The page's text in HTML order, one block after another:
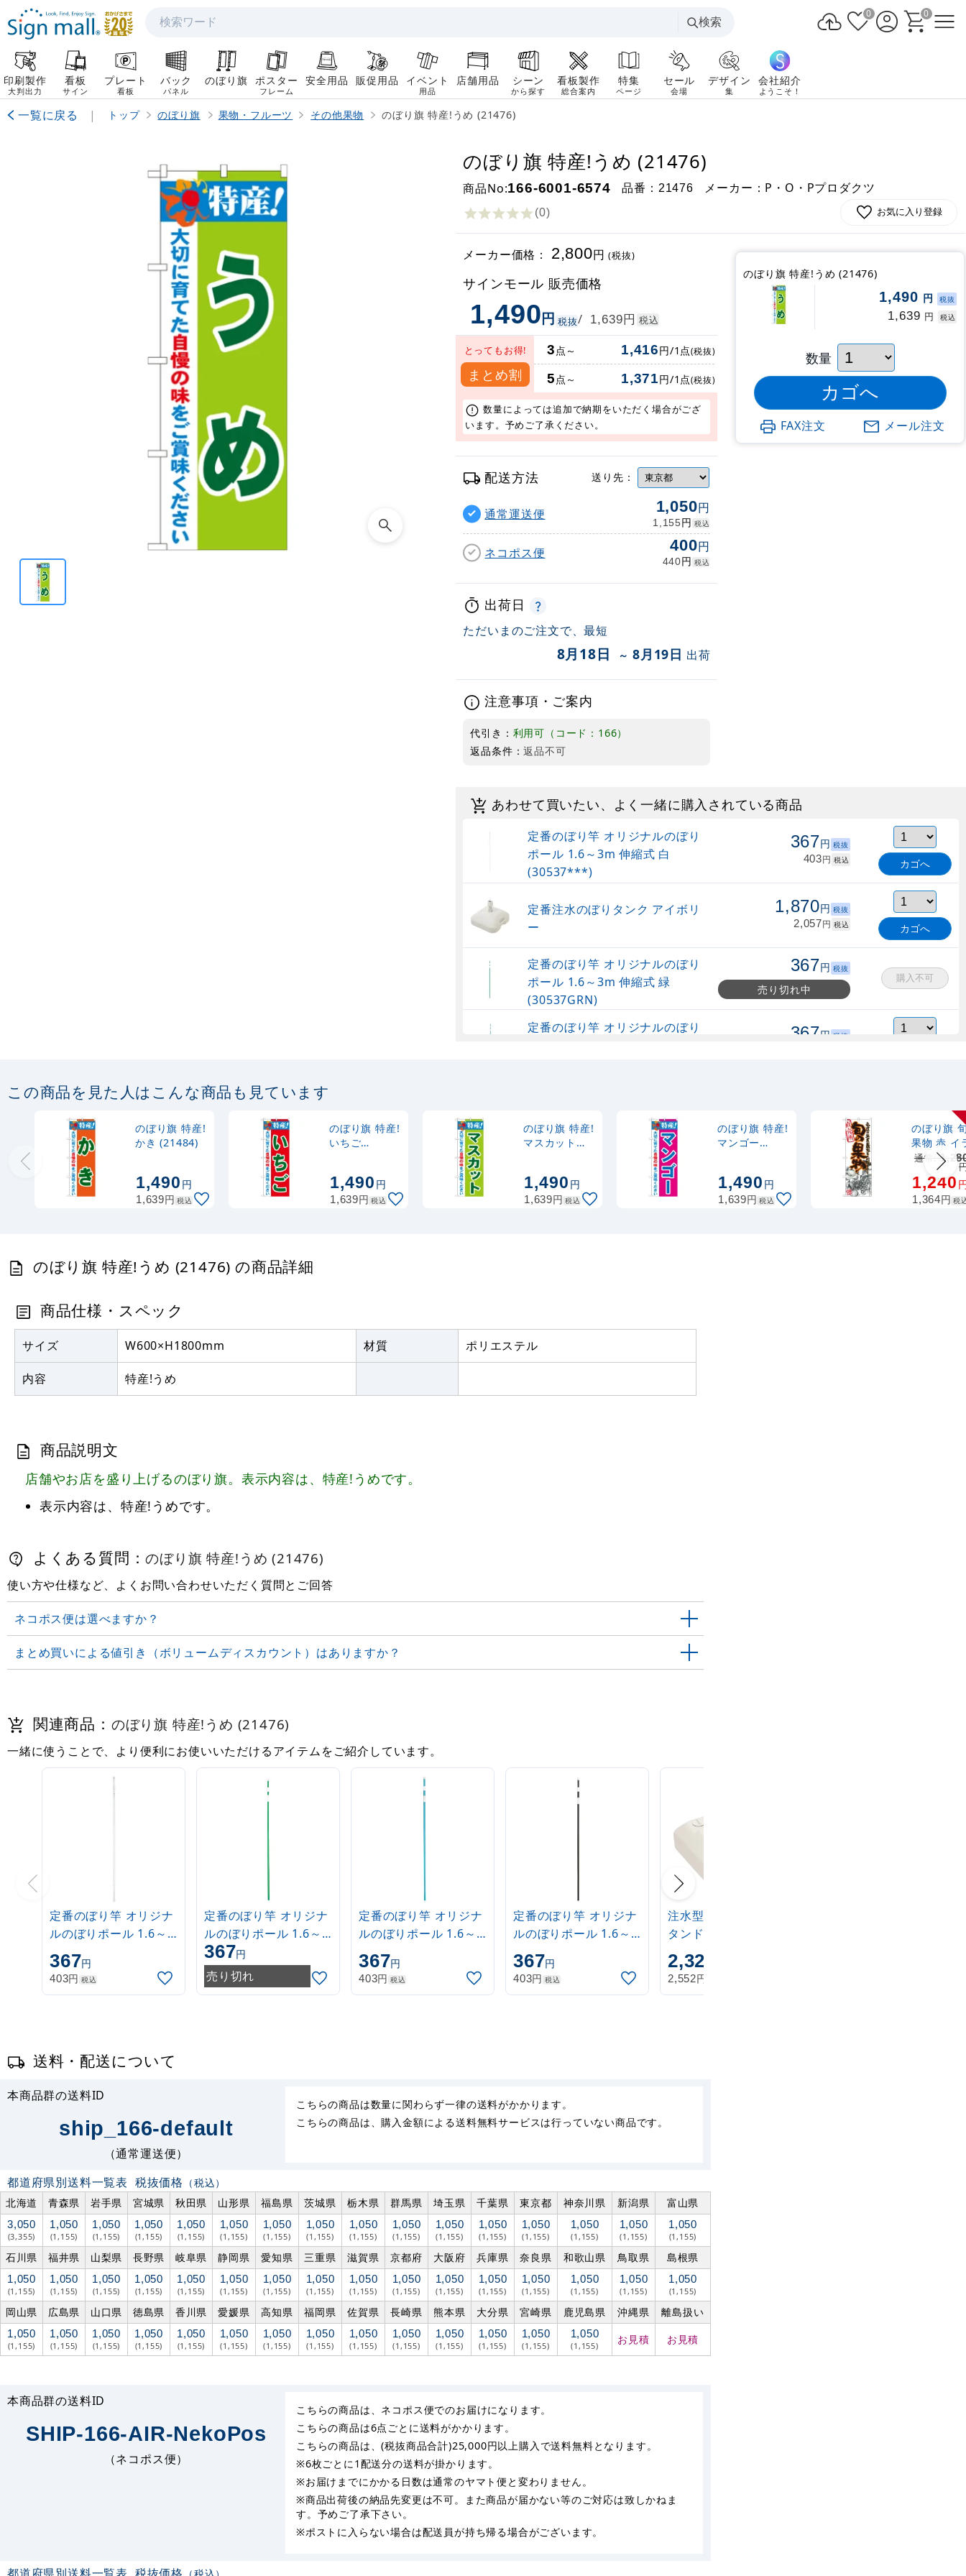
検索
検索
0 0
印刷製作
大判出力
看板
サイン
プレート
看板
バック
パネル
のぼり旗 ポスター
フレーム
安全用品 販促用品 イベント
用品
店舗用品 シーン
から探す
看板製作
総合案内
特集
ページ
セール
会場
デザイン
集
会社紹介
ようこそ！
一覧に戻る | トップ のぼり旗 果物・フルーツ その他果物 のぼり旗 特産!うめ (21476)
のぼり旗 特産!うめ (21476)
商品No:166-6001-6574 品番： 21476 メーカー：P・O・Pプロダクツ
(0) お気に入り登録
メーカー価格： 2,800円(税抜)
サインモール 販売価格
1,490円 税抜/ 1,639円 税込
とってもお得!
まとめ割
3点～ 1,416円/1点(税抜)
5点～ 1,371円/1点(税抜)
数量によっては追加で納期をいただく場合がござ
います。予めご了承ください。
配送方法 送り先：
通常運送便 1,050円
1,155円 税込
ネコポス便 400円
440円 税込
出荷日
ただいまのご注文で、最短
8月18日 ～ 8月19日 出荷
注意事項・ご案内
代引き： 利用可（コード：166）
返品条件：返品不可
のぼり旗 特産!うめ (21476)
1,490 円 税抜
1,639 円 税込
数量
FAX注文 メール注文
あわせて買いたい、よく一緒に購入されている商品
定番のぼり竿 オリジナルのぼり
ポール 1.6～3m 伸縮式 白
(30537***)
367円 税抜
403円 税込 カゴへ
定番注水のぼりタンク アイボリ
ー
1,870円 税抜
2,057円 税込 カゴへ
定番のぼり竿 オリジナルのぼり
ポール 1.6～3m 伸縮式 緑
(30537GRN)
367円 税抜
売り切れ中
購入不可
定番のぼり竿 オリジナルのぼり
367円 税抜
(30537BLK)
注水型マルチのぼりスタンド
20L
税抜
税込 カゴへ
この商品を見た人はこんな商品も見ています
のぼり旗 特産!
かき (21484)
1,490円
1,639円 税込
のぼり旗 特産!
いちご
1,490円
1,639円 税込
のぼり旗 特産!
マスカット
1,490円
1,639円 税込
のぼり旗 特産!
マンゴー
1,490円
1,639円 税込
のぼり旗
果物 赤 イ
ト (21975)
通常:
1,240
1,364円 税
のぼり旗 特産!うめ (21476) の商品詳細
商品仕様・スペック
サイズ W600×H1800mm 材質 ポリエステル
内容 特産!うめ
商品説明文
店舗やお店を盛り上げるのぼり旗。表示内容は、特産!うめです。
表示内容は、特産!うめです。
よくある質問：のぼり旗 特産!うめ (21476)
使い方や仕様など、よくお問い合わせいただく質問とご回答
ネコポス便は選べますか？
まとめ買いによる値引き（ボリュームディスカウント）はありますか？
関連商品： のぼり旗 特産!うめ (21476)
一緒に使うことで、より便利にお使いいただけるアイテムをご紹介しています。
定番のぼり竿 オリジナ
ルのぼりポール 1.6～
3m 伸縮式 白
(30537***)
367円
403円 税込
定番のぼり竿 オリジナ
ルのぼりポール 1.6～
3m 伸縮式 緑
(30537GRN)
367円
売り切れ
定番のぼり竿 オリジナ
ルのぼりポール 1.6～
3m 伸縮式 水色
(30537SBL)
367円
403円 税込
定番のぼり竿 オリジナ
ルのぼりポール 1.6～
3m 伸縮式 黒
(30537BLK)
367円
403円 税込
注水型マルチのぼりス
タンド 20L
2,320
2,552円
送料・配送について
本商品群の送料ID
ship_166-default
（通常運送便）
こちらの商品は数量に関わらず一律の送料がかかります。
こちらの商品は、購入金額による送料無料サービスは行っていない商品です。
都道府県別送料一覧表 税抜価格 （税込）
北海道
青森県 岩手県 宮城県 秋田県 山形県 福島県 茨城県 栃木県 群馬県 埼玉県 千葉県 東京都 神奈川県 新潟県 富山県
3,050
(3,355)
1,050
(1,155)
1,050
(1,155)
1,050
(1,155)
1,050
(1,155)
1,050
(1,155)
1,050
(1,155)
1,050
(1,155)
1,050
(1,155)
1,050
(1,155)
1,050
(1,155)
1,050
(1,155)
1,050
(1,155)
1,050
(1,155)
1,050
(1,155)
1,050
(1,155)
石川県 福井県 山梨県 長野県 岐阜県 静岡県 愛知県 三重県 滋賀県 京都府 大阪府 兵庫県 奈良県 和歌山県 鳥取県 島根県
1,050
(1,155)
1,050
(1,155)
1,050
(1,155)
1,050
(1,155)
1,050
(1,155)
1,050
(1,155)
1,050
(1,155)
1,050
(1,155)
1,050
(1,155)
1,050
(1,155)
1,050
(1,155)
1,050
(1,155)
1,050
(1,155)
1,050
(1,155)
1,050
(1,155)
1,050
(1,155)
岡山県 広島県 山口県 徳島県 香川県 愛媛県 高知県 福岡県 佐賀県 長崎県 熊本県 大分県 宮崎県 鹿児島県 沖縄県 離島扱い
1,050
(1,155)
1,050
(1,155)
1,050
(1,155)
1,050
(1,155)
1,050
(1,155)
1,050
(1,155)
1,050
(1,155)
1,050
(1,155)
1,050
(1,155)
1,050
(1,155)
1,050
(1,155)
1,050
(1,155)
1,050
(1,155)
1,050
(1,155) お見積 お見積
本商品群の送料ID
SHIP-166-AIR-NekoPos
（ネコポス便）
こちらの商品は、ネコポス便でのお届けになります。
こちらの商品は6点ごとに送料がかかります。
こちらの商品は、(税抜商品合計)25,000円以上購入で送料無料となります。
※6枚ごとに1配送分の送料が掛かります。
※お届けまでにかかる日数は通常のヤマト便と変わりません。
※商品出荷後の納品先変更は不可。また商品が届かない等のご対応は致しかねま
す。予めご了承下さい。
※ポストに入らない場合は配送員が持ち帰る場合がございます。